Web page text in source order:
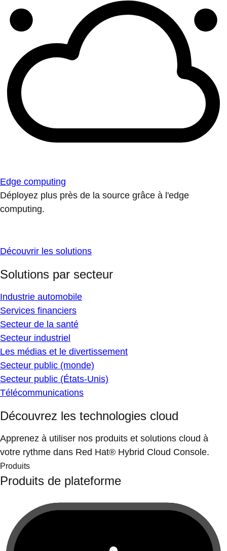
Edge computing
Déployez plus près de la source grâce à l'edge
computing.
Découvrir les solutions
Solutions par secteur
Industrie automobile
Services financiers
Secteur de la santé
Secteur industriel
Les médias et le divertissement
Secteur public (monde)
Secteur public (États-Unis)
Télécommunications
Découvrez les technologies cloud
Apprenez à utiliser nos produits et solutions cloud à
votre rythme dans Red Hat® Hybrid Cloud Console.
Produits
Produits de plateforme